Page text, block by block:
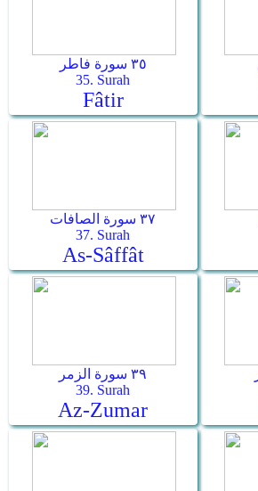
٣٥ سورة فاطر
35. Surah
Fâtir
٣٧ سورة الصافات
37. Surah
As-Sâffât
٣٩ سورة الزمر
39. Surah
Az-Zumar